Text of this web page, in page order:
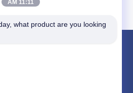
11:11 AM
what product are you looking